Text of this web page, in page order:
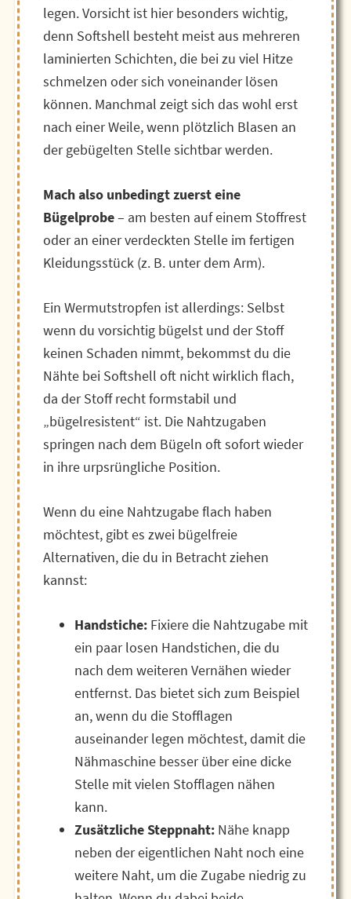
legen.Vorsicht ist hier besonders wichtig,
denn Softshell besteht meist aus mehreren
laminierten Schichten, die bei zu viel Hitze
schmelzen oder sich voneinander lösen
können. Manchmal zeigt sich das wohl erst
nach einer Weile, wenn plötzlich Blasen an
der gebügelten Stelle sichtbar werden.
Mach also unbedingt zuerst eine
Bügelprobe– am besten auf einem Stoffrest
oder an einer verdeckten Stelle im fertigen
Kleidungsstück (z. B. unter dem Arm).
Ein Wermutstropfen ist allerdings: Selbst
wenn du vorsichtig bügelst und der Stoff
keinen Schaden nimmt, bekommst du die
Nähte bei Softshell oft nicht wirklich flach,
da der Stoff recht formstabil und
„bügelresistent“ ist. Die Nahtzugaben
springen nach dem Bügeln oft sofort wieder
in ihre urpsrüngliche Position.
Wenn du eine Nahtzugabe flach haben
möchtest, gibt es zwei bügelfreie
Alternativen, die du in Betracht ziehen
kannst:
Handstiche:Fixiere die Nahtzugabe mit
ein paar losen Handstichen, die du
nach dem weiteren Vernähen wieder
entfernst. Das bietet sich zum Beispiel
an, wenn du die Stofflagen
auseinander legen möchtest, damit die
Nähmaschine besser über eine dicke
Stelle mit vielen Stofflagen nähen
kann.
Zusätzliche Steppnaht:Nähe knapp
neben der eigentlichen Naht noch eine
weitere Naht, um die Zugabe niedrig zu